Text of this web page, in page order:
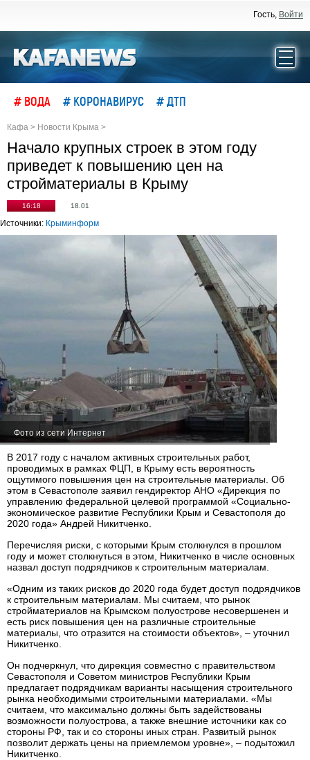
Гость, Войти
# ВОДА # КОРОНАВИРУС # ДТП
Кафа > Новости Крыма >
Начало крупных строек в этом году
приведет к повышению цен на
стройматериалы в Крыму
16:18 18.01
Источники: Крыминформ
Фото из сети Интернет
В 2017 году с началом активных строительных работ,
проводимых в рамках ФЦП, в Крыму есть вероятность
ощутимого повышения цен на строительные материалы. Об
этом в Севастополе заявил гендиректор АНО «Дирекция по
управлению федеральной целевой программой «Социально-
экономическое развитие Республики Крым и Севастополя до
2020 года» Андрей Никитченко.
Перечисляя риски, с которыми Крым столкнулся в прошлом
году и может столкнуться в этом, Никитченко в числе основных
назвал доступ подрядчиков к строительным материалам.
«Одним из таких рисков до 2020 года будет доступ подрядчиков
к строительным материалам. Мы считаем, что рынок
стройматериалов на Крымском полуострове несовершенен и
есть риск повышения цен на различные строительные
материалы, что отразится на стоимости объектов», – уточнил
Никитченко.
Он подчеркнул, что дирекция совместно с правительством
Севастополя и Советом министров Республики Крым
предлагает подрядчикам варианты насыщения строительного
рынка необходимыми строительными материалами. «Мы
считаем, что максимально должны быть задействованы
возможности полуострова, а также внешние источники как со
стороны РФ, так и со стороны иных стран. Развитый рынок
позволит держать цены на приемлемом уровне», – подытожил
Никитченко.